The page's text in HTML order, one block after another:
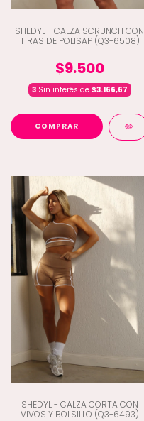
SHEDYL - CALZA SCRUNCH CON
TIRAS DE POLISAP (Q3-6508)
$9.500
3Sin interés de $3.166,67
COMPRAR
SHEDYL - CALZA CORTA CON
VIVOS Y BOLSILLO (Q3-6493)